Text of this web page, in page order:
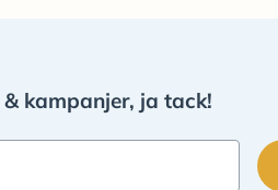
& kampanjer, ja tack!